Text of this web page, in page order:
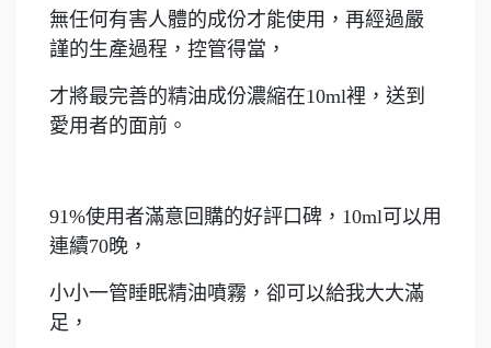
無任何有害人體的成份才能使用，再經過嚴
謹的生產過程，控管得當，
才將最完善的精油成份濃縮在10ml裡，送到
愛用者的面前。
91%使用者滿意回購的好評口碑，10ml可以用
連續70晚，
小小一管睡眠精油噴霧，卻可以給我大大滿
足，